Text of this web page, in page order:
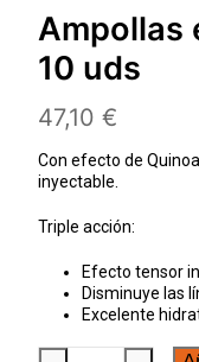
Ampollas
10 uds
47,10 €
Con efecto de
inyectable.
Triple acción:
Efecto tensor
Disminuye las
Excelente